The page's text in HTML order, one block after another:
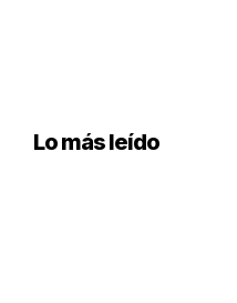
Lo más leído